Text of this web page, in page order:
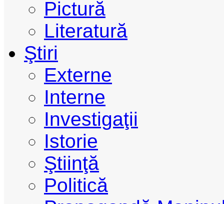
Pictură
Literatură
Ştiri
Externe
Interne
Investigaţii
Istorie
Ştiinţă
Politică